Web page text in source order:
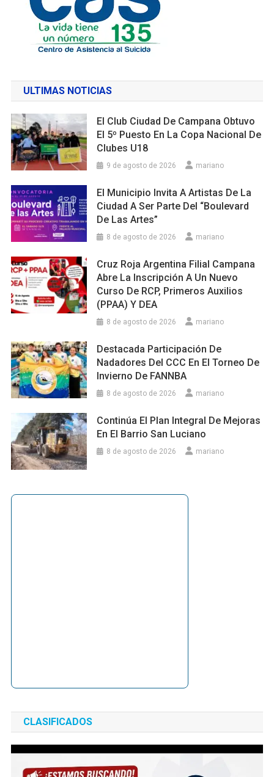
ULTIMAS NOTICIAS
El Club Ciudad De Campana Obtuvo
El 5º Puesto En La Copa Nacional De
Clubes U18
9 de agosto de 2026 mariano
El Municipio Invita A Artistas De La
Ciudad A Ser Parte Del “Boulevard
De Las Artes”
8 de agosto de 2026 mariano
Cruz Roja Argentina Filial Campana
Abre La Inscripción A Un Nuevo
Curso De RCP, Primeros Auxilios
(PPAA) Y DEA
8 de agosto de 2026 mariano
Destacada Participación De
Nadadores Del CCC En El Torneo De
Invierno De FANNBA
8 de agosto de 2026 mariano
Continúa El Plan Integral De Mejoras
En El Barrio San Luciano
8 de agosto de 2026 mariano
CLASIFICADOS